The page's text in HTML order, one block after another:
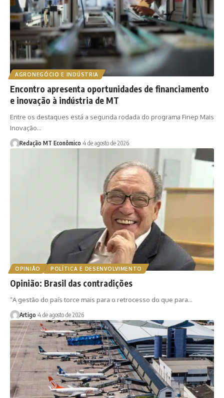
AGRONEGÓCIO E INDÚSTRIA
Encontro apresenta oportunidades de financiamento
e inovação à indústria de MT
Entre os destaques está a segunda rodada do programa Finep Mais
Inovação…
Redação MT Econômico 4 de agosto de 2026
OPINIÃO POLÍTICA E DESENVOLVIMENTO
Opinião: Brasil das contradições
“A gestão do país torce mais para o retrocesso do que para…
Artigo 4 de agosto de 2026